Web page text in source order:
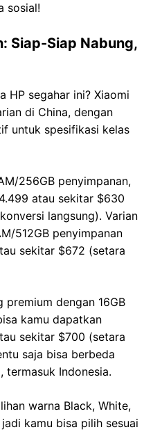
sosial!
Siap-Siap Nabung,
HP segahar ini? Xiaomi
di China, dengan
untuk spesifikasi kelas
256GB penyimpanan,
atau sekitar $630
langsung). Varian
512GB penyimpanan
sekitar $672 (setara
premium dengan 16GB
kamu dapatkan
sekitar $700 (setara
saja bisa berbeda
termasuk Indonesia.
warna Black, White,
kamu bisa pilih sesuai